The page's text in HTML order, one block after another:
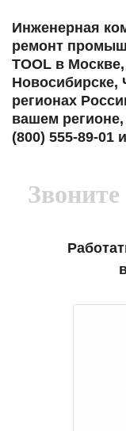
Инженерная
ремонт
TOOL в
Новосибирске,
регионах
вашем
(800) 555-89-01
Звоните